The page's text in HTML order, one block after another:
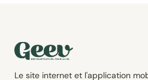
Le site internet et l'application